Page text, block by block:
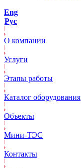
Eng
Рус
О компании
Услуги
Этапы работы
Каталог оборудования
Объекты
Mини-ТЭС
Контакты